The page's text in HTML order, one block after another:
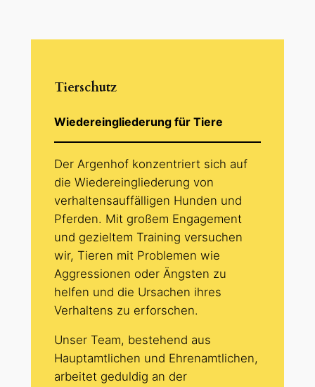
Tierschutz
Wiedereingliederung für Tiere
Der Argenhof konzentriert sich auf
die Wiedereingliederung von
verhaltensauffälligen Hunden und
Pferden. Mit großem Engagement
und gezieltem Training versuchen
wir, Tieren mit Problemen wie
Aggressionen oder Ängsten zu
helfen und die Ursachen ihres
Verhaltens zu erforschen.
Unser Team, bestehend aus
Hauptamtlichen und Ehrenamtlichen,
arbeitet geduldig an der